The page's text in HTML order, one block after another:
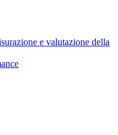
e valutazione della